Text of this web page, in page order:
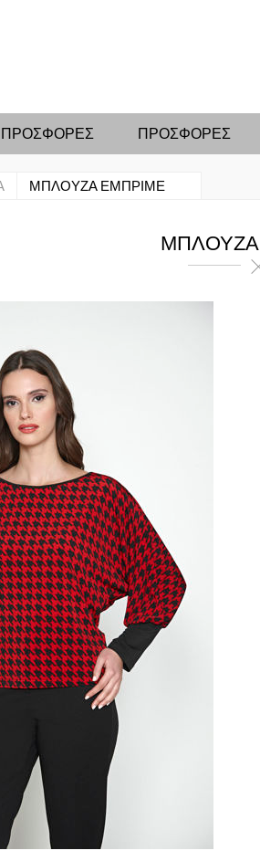
ΠΡΟΣΦΟΡΕΣ ΠΡΟΣΦΟΡΕΣ
ΜΠΛΟΥΖΑ ΕΜΠΡΙΜΕ